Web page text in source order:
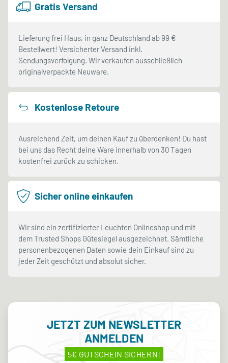
Gratis Versand
Lieferung frei Haus, in ganz Deutschland ab 99 €
Bestellwert! Versicherter Versand inkl.
Sendungsverfolgung. Wir verkaufen ausschließlich
originalverpackte Neuware.
Kostenlose Retoure
Ausreichend Zeit, um deinen Kauf zu überdenken! Du hast
bei uns das Recht deine Ware innerhalb von 30 Tagen
kostenfrei zurück zu schicken.
Sicher online einkaufen
Wir sind ein zertifizierter Leuchten Onlineshop und mit
dem Trusted Shops Gütesiegel ausgezeichnet. Sämtliche
personenbezogenen Daten sowie dein Einkauf sind zu
jeder Zeit geschützt und absolut sicher.
JETZT ZUM NEWSLETTER
ANMELDEN
5€ GUTSCHEIN SICHERN!